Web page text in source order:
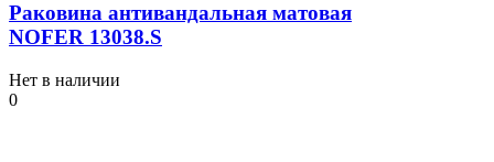
Раковина антивандальная матовая
NOFER 13038.S
Нет в наличии
0